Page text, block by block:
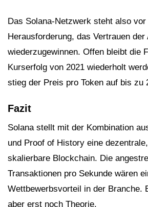
Das Solana-Netzwerk steht also vor
Herausforderung, das Vertrauen der
wiederzugewinnen. Offen bleibt die
Kurserfolg von 2021 wiederholt
stieg der Preis pro Token auf bis zu
Fazit
Solana stellt mit der Kombination
und Proof of History eine
skalierbare Blockchain. Die
Transaktionen pro Sekunde wären
Wettbewerbsvorteil in der Branche.
aber erst noch Theorie.